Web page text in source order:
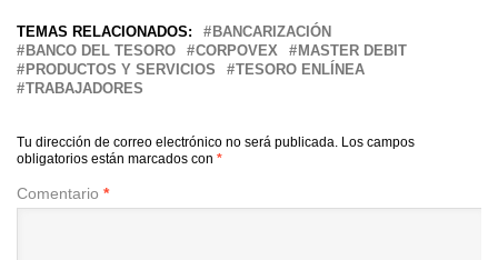
TEMAS RELACIONADOS:
BANCARIZACIÓN
BANCO DEL TESORO
CORPOVEX
MASTER DEBIT
PRODUCTOS Y SERVICIOS
TESORO ENLÍNEA
TRABAJADORES
Tu dirección de correo electrónico no será publicada. Los campos
obligatorios están marcados con *
Comentario *